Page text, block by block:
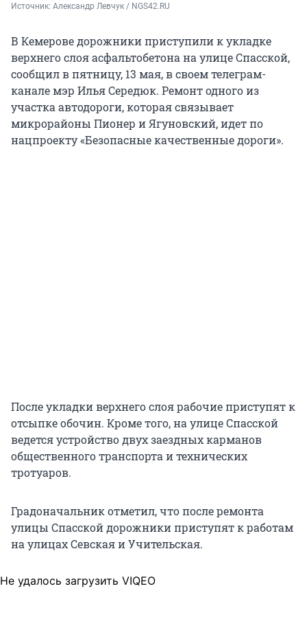
Источник: Александр Левчук / NGS42.RU
В Кемерове дорожники приступили к укладке
верхнего слоя асфальтобетона на улице Спасской,
сообщил в пятницу, 13 мая, в своем телеграм-
канале мэр Илья Середюк. Ремонт одного из
участка автодороги, которая связывает
микрорайоны Пионер и Ягуновский, идет по
нацпроекту «Безопасные качественные дороги».
После укладки верхнего слоя рабочие приступят к
отсыпке обочин. Кроме того, на улице Спасской
ведется устройство двух заездных карманов
общественного транспорта и технических
тротуаров.
Градоначальник отметил, что после ремонта
улицы Спасской дорожники приступят к работам
на улицах Севская и Учительская.
Не удалось загрузить VIQEO